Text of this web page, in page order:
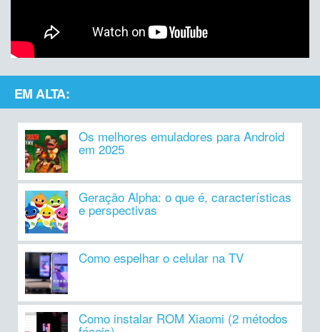
EM ALTA:
Os melhores emuladores para Android
em 2025
Geração Alpha: o que é, características
e perspectivas
Como espelhar o celular na TV
Como instalar ROM Xiaomi (2 métodos